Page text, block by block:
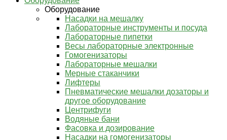
Оборудование
Насадки на мешалку
Лабораторные инструменты и посуда
Лабораторные пипетки
Весы лабораторные электронные
Гомогенизаторы
Лабораторные мешалки
Мерные стаканчики
Лифтеры
Пневматические мешалки дозаторы и
другое оборудование
Центрифуги
Водяные бани
Фасовка и дозирование
Насадки на гомогенизаторы